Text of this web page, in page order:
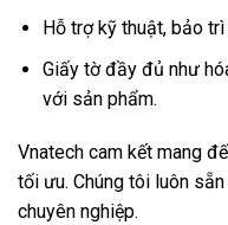
Hỗ trợ kỹ thuật, bảo
Giấy tờ đầy đủ như
với sản phẩm.
Vnatech cam kết mang
tối ưu. Chúng tôi luôn
chuyên nghiệp.